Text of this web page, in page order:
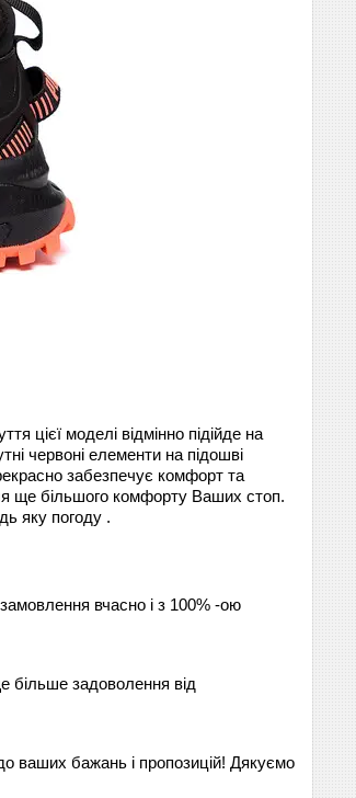
цієї моделі відмінно підійде на
червоні елементи на підошві
забезпечує комфорт та
ще більшого комфорту Ваших стоп.
яку погоду .
вчасно і з 100% -ою
більше задоволення від
ваших бажань і пропозицій! Дякуємо